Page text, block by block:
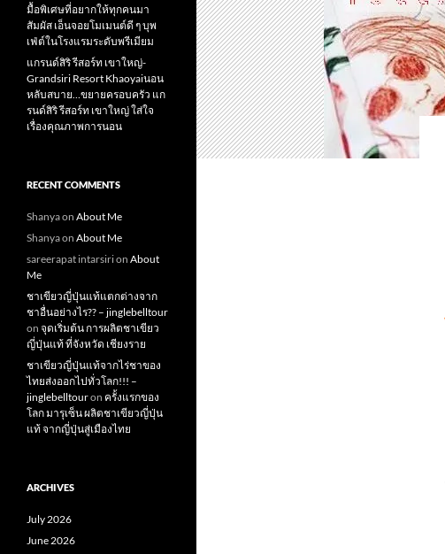
มื้อพิเศษที่อยากให้ทุกคนมา
สัมผัส เอ็นจอยโมเมนต์ดี ๆ บุพ
เฟ่ต์ในโรงแรมระดับพรีเมียม
แกรนด์สิริ​ รีสอร์ท​ เขาใหญ่​-
Grandsiri​ Resort​ Khaoyaiนอน
หลับสบาย…ขยายครอบครัว แก
รนด์สิริ รีสอร์ท เขาใหญ่ ใส่ใจ
เรื่องคุณภาพการนอน
RECENT COMMENTS
Shanyaon About Me
Shanyaon About Me
sareerapat intarsirion About
Me
ชาเขียวญี่ปุ่นแท้แตกต่างจาก
ชาอื่นอย่างไร?? – jinglebelltour
on จุดเริ่มต้น การผลิตชาเขียว
ญี่ปุ่นแท้ ที่จังหวัด เชียงราย
ชาเขียวญี่ปุ่นแท้จากไร่ชาของ
ไทยส่งออกไปทั่วโลก!!! –
jinglebelltouron ครั้งแรกของ
โลก มารุเซ็น ผลิตชาเขียวญี่ปุ่น
แท้ จากญี่ปุ่นสู่เมืองไทย
ARCHIVES
July 2026
June 2026